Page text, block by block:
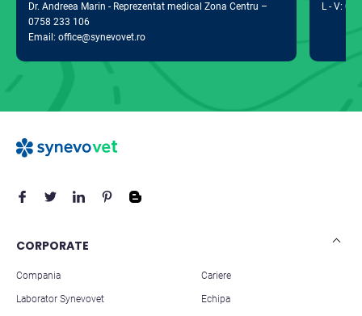
Dr. Andreea Marin - Reprezentat medical Zona Centru –
0758 233 106
Email: office@synevovet.ro
L - V:
CORPORATE
Compania
Laborator Synevovet
Cariere
Echipa